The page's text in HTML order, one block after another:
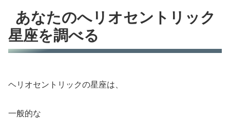
あなたのへリオセントリック
星座を調べる
ヘリオセントリックの星座は、
一般的な